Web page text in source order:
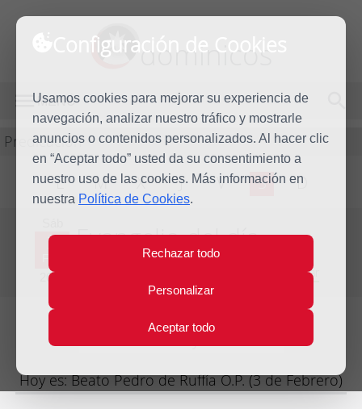
Configuración de Cookies
Usamos cookies para mejorar su experiencia de
navegación, analizar nuestro tráfico y mostrarle
anuncios o contenidos personalizados. Al hacer clic
en “Aceptar todo” usted da su consentimiento a
nuestro uso de las cookies. Más información en
nuestra Política de Cookies.
Rechazar todo
Personalizar
Aceptar todo
dominicos
MENÚ
Predicación
L M X J V S D
3
2024
Evangelio del día
Cuarta Semana del Tiempo Ordinario - Año Par
Lecturas del día y comentario
Hoy es: Beato Pedro de Ruffía O.P. (3 de Febrero)